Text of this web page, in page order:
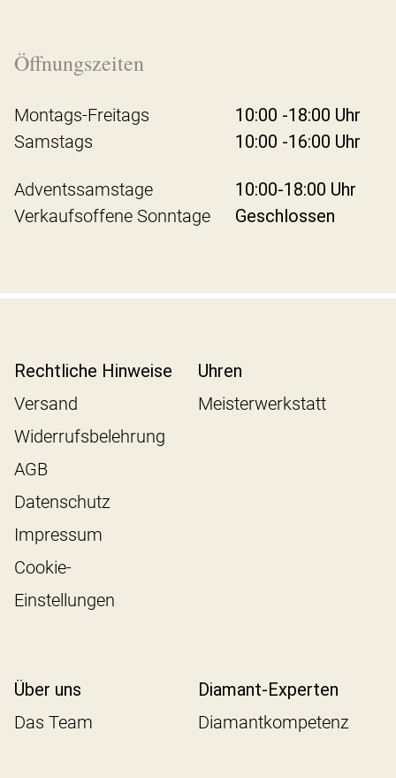
Öffnungszeiten
Montags-Freitags
10:00 -18:00 Uhr
Samstags
10:00 -16:00 Uhr
Adventssamstage
10:00-18:00 Uhr
Verkaufsoffene Sonntage
Geschlossen
Rechtliche Hinweise
Versand
Widerrufsbelehrung
AGB
Datenschutz
Impressum
Cookie-
Einstellungen
Uhren
Meisterwerkstatt
Über uns
Das Team
Diamant-Experten
Diamantkompetenz